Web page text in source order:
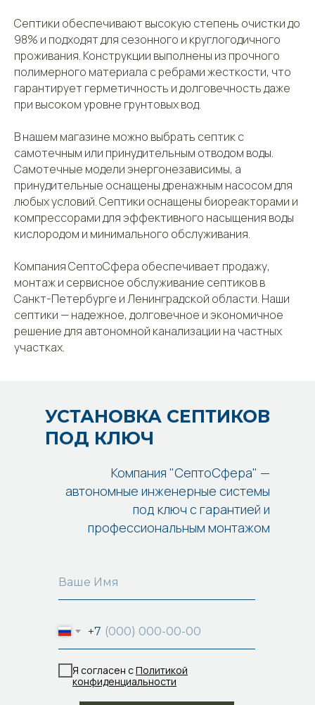
Септики обеспечивают высокую степень очистки до
98% и подходят для сезонного и круглогодичного
проживания. Конструкции выполнены из прочного
полимерного материала с ребрами жесткости, что
гарантирует герметичность и долговечность даже
при высоком уровне грунтовых вод.
В нашем магазине можно выбрать септик с
самотечным или принудительным отводом воды.
Самотечные модели энергонезависимы, а
принудительные оснащены дренажным насосом для
любых условий. Септики оснащены биореакторами и
компрессорами для эффективного насыщения воды
кислородом и минимального обслуживания.
Компания СептоСфера обеспечивает продажу,
монтаж и сервисное обслуживание септиков в
Санкт-Петербурге и Ленинградской области. Наши
септики — надежное, долговечное и экономичное
решение для автономной канализации на частных
участках.
УСТАНОВКА СЕПТИКОВ
ПОД КЛЮЧ
Компания "СептоСфера" —
автономные инженерные системы
под ключ с гарантией и
профессиональным монтажом
+7
Я согласен сПолитикой
конфиденциальности